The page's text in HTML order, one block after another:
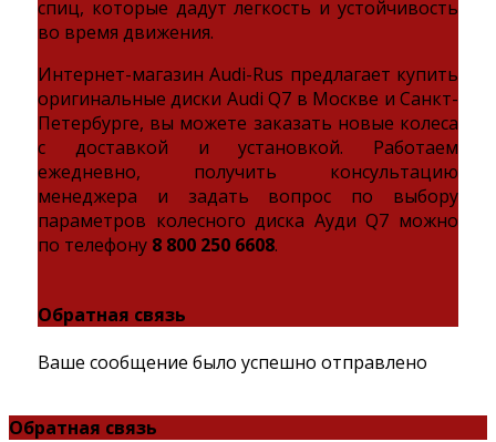
спиц, которые дадут легкость и устойчивость
во время движения.
Интернет-магазин Audi-Rus предлагает купить
оригинальные диски Audi Q7 в Москве и Санкт-
Петербурге, вы можете заказать новые колеса
с доставкой и установкой. Работаем
ежедневно, получить консультацию
менеджера и задать вопрос по выбору
параметров колесного диска Ауди Q7 можно
по телефону 8 800 250 6608.
Обратная связь
Ваше сообщение было успешно отправлено
Обратная связь